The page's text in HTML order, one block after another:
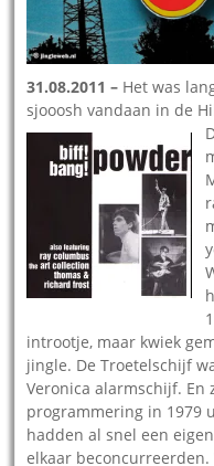
31.08.2011 – Het was
sjooosh vandaan in de
introotje, maar kwiek
jingle. De Troetelschijf
Veronica alarmschijf. En
programmering in 1979
hadden al snel een
elkaar